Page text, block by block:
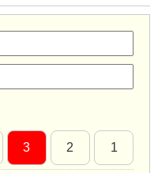
3 2 1